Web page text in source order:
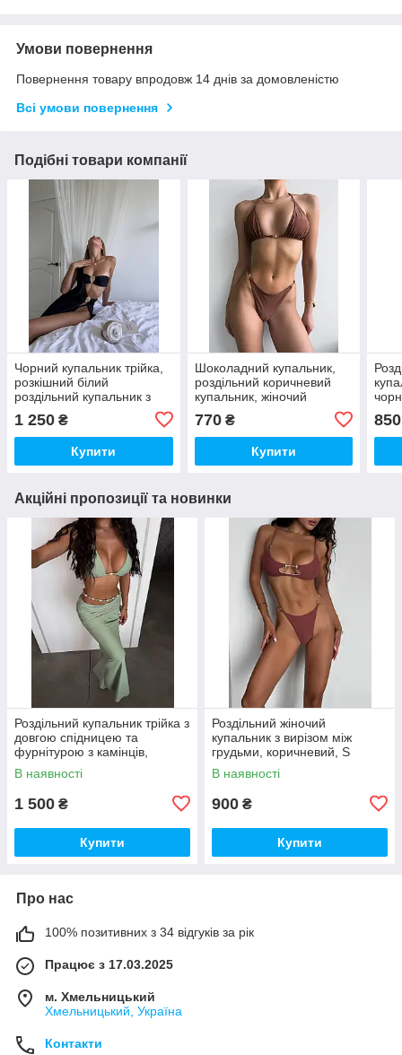
Умови повернення
Повернення товару впродовж 14 днів за домовленістю
Всі умови повернення
Подібні товари компанії
Чорний купальник трійка,
розкішний білий
роздільний купальник з
1 250 ₴
Купити
Шоколадний купальник,
роздільний коричневий
купальник, жіночий
770₴
Купити
850
Акційні пропозиції та новинки
Роздільний купальник трійка з
довгою спідницею та
фурнітурою з камінців,
фісташка, S
В наявності
1 500 ₴
Купити
Роздільний жіночий
купальник з вирізом між
грудьми, коричневий, S
В наявності
900 ₴
Купити
Про нас
100% позитивних з 34 відгуків за рік
Працює з 17.03.2025
м. Хмельницький
Хмельницький, Україна
Контакти